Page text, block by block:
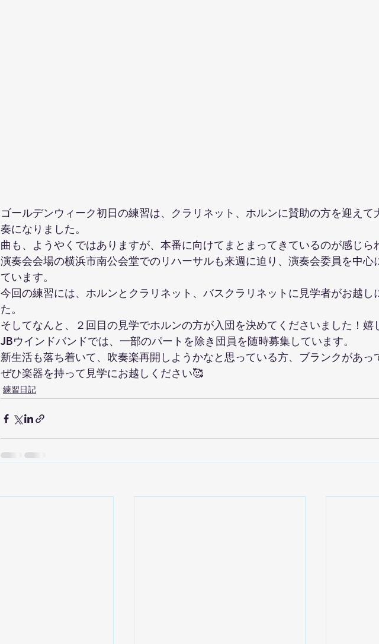
ゴールデンウィーク初日の練習は、クラリネット、ホルンに賛助の方を迎えて
奏になりました。
曲も、ようやくではありますが、本番に向けてまとまってきているのが感じら
演奏会会場の横浜市南公会堂でのリハーサルも来週に迫り、演奏会委員を中心
ています。
今回の練習には、ホルンとクラリネット、バスクラリネットに見学者がお越し
た。
そしてなんと、２回目の見学でホルンの方が入団を決めてくださいました！嬉
JBウインドバンドでは、一部のパートを除き団員を随時募集しています。
新生活も落ち着いて、吹奏楽再開しようかなと思っている方、ブランクがあっ
ぜひ楽器を持って見学にお越しください🥰
練習日記